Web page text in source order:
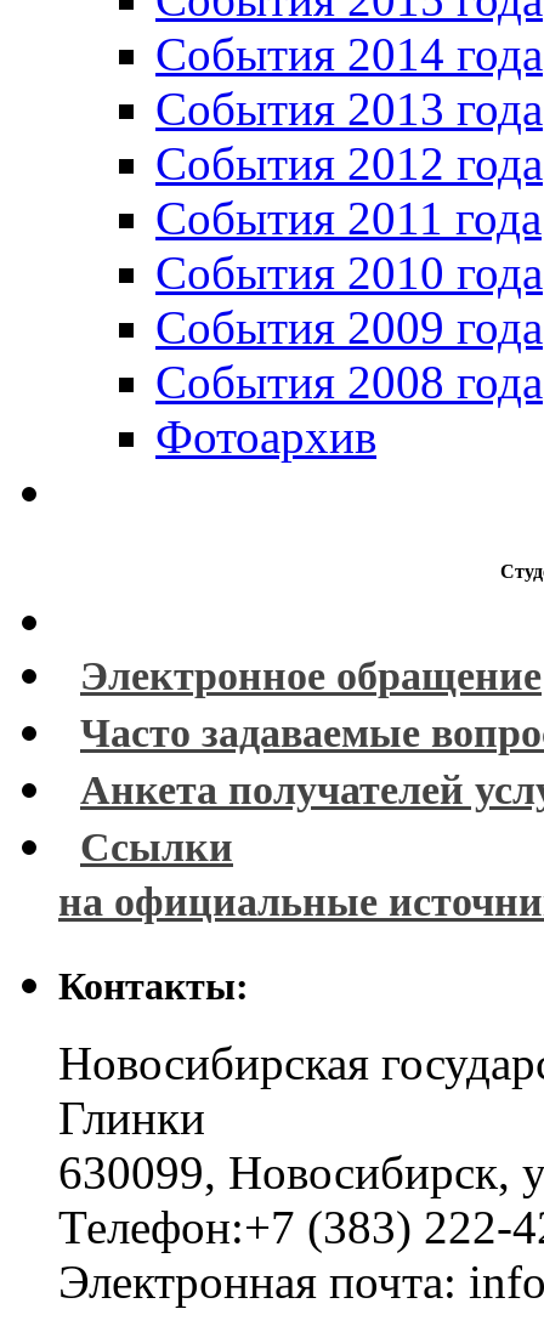
События 2014 года
События 2013 года
События 2012 года
События 2011 года
События 2010 года
События 2009 года
События 2008 года
Фотоархив
Электронное обращение
Часто задаваемые
Анкета получателей
Ссылки
на официальные
Контакты:
Новосибирская
Глинки
630099, Новосибирск,
Телефон:+7 (383) 222-
Электронная почта: